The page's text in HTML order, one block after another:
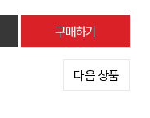
다음 상품